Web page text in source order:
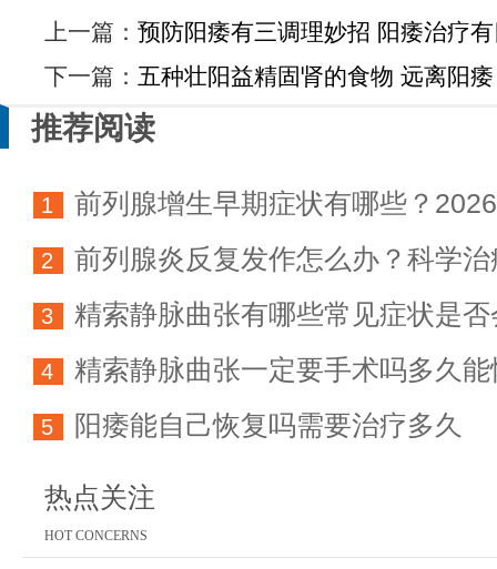
上一篇： 预防阳痿有三调理妙招 阳痿治疗
下一篇： 五种壮阳益精固肾的食物 远离阳痿
推荐阅读
1
前列腺增生早期症状有哪些？
科学防治指南
2
前列腺炎反复发作怎么办？科学
方法详解
3
精索静脉曲张有哪些常见症状是
育能力
4 精索静脉曲张一定要手术吗多久能
5 阳痿能自己恢复吗需要治疗多久
热点关注
HOT CONCERNS